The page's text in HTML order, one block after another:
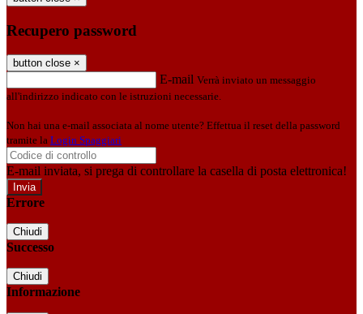
Recupero password
button close ×
E-mail Verrà inviato un messaggio
all'indirizzo indicato con le istruzioni necessarie.
Non hai una e-mail associata al nome utente? Effettua il reset della password
tramite la Login Spaggiari
E-mail inviata, si prega di controllare la casella di posta elettronica!
Errore
Chiudi
Successo
Chiudi
Informazione